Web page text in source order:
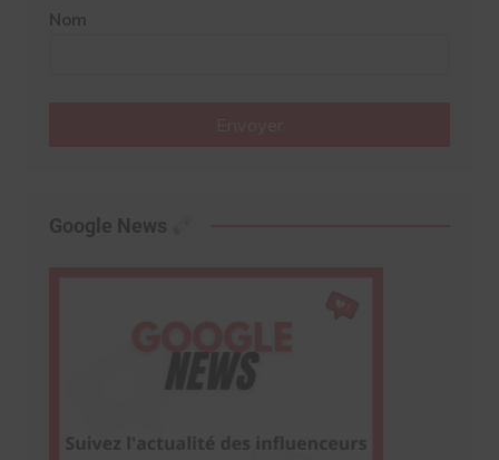
Nom
Google News